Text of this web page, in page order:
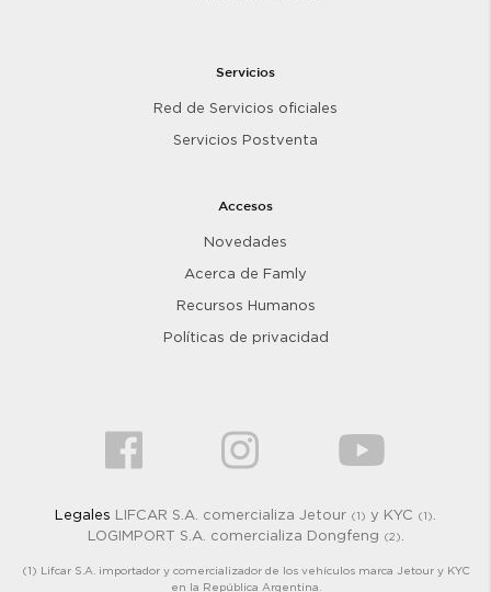
Servicios
Red de Servicios oficiales
Servicios Postventa
Accesos
Novedades
Acerca de Famly
Recursos Humanos
Políticas de privacidad
Legales LIFCAR S.A. comercializa Jetour (1) y KYC (1)
LOGIMPORT S.A. comercializa Dongfeng (2)
(1) Lifcar S.A. importador y comercializador de los vehículos marca Jetour y KYC
en la República Argentina.